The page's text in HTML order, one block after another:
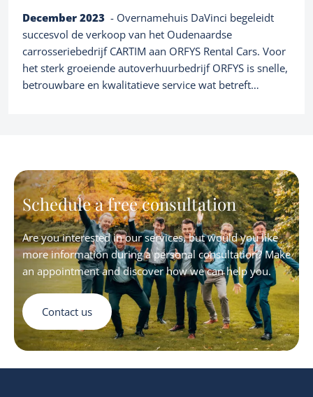
December 2023 - Overnamehuis DaVinci begeleidt
succesvol de verkoop van het Oudenaardse
carrosseriebedrijf CARTIM aan ORFYS Rental Cars. Voor
het sterk groeiende autoverhuurbedrijf ORFYS is snelle,
betrouwbare en kwalitatieve service wat betreft
Schedule a free consultation
Are you interested in our services, but would you like
more information during a personal consultation? Make
an appointment and discover how we can help you.
Contact us